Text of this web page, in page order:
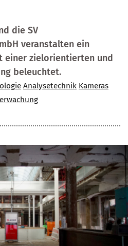
die SV
veranstalten ein
einer zielorientierten und
beleuchtet.
Analysetechnik Kameras